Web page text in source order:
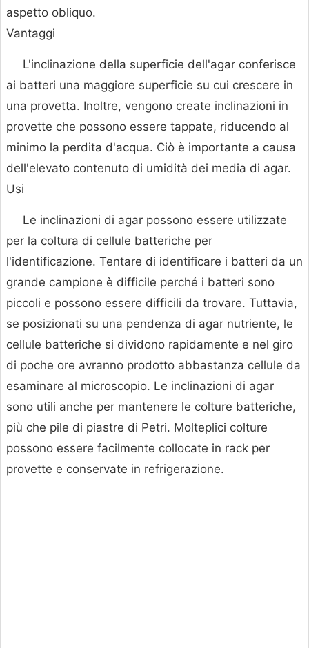
aspetto obliquo.
Vantaggi
L'inclinazione della superficie dell'agar conferisce
ai batteri una maggiore superficie su cui crescere in
una provetta. Inoltre, vengono create inclinazioni in
provette che possono essere tappate, riducendo al
minimo la perdita d'acqua. Ciò è importante a causa
dell'elevato contenuto di umidità dei media di agar.
Usi
Le inclinazioni di agar possono essere utilizzate
per la coltura di cellule batteriche per
l'identificazione. Tentare di identificare i batteri da un
grande campione è difficile perché i batteri sono
piccoli e possono essere difficili da trovare. Tuttavia,
se posizionati su una pendenza di agar nutriente, le
cellule batteriche si dividono rapidamente e nel giro
di poche ore avranno prodotto abbastanza cellule da
esaminare al microscopio. Le inclinazioni di agar
sono utili anche per mantenere le colture batteriche,
più che pile di piastre di Petri. Molteplici colture
possono essere facilmente collocate in rack per
provette e conservate in refrigerazione.